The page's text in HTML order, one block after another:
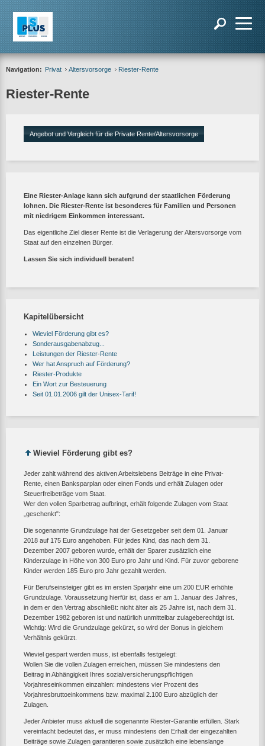
Navigation: Privat Altersvorsorge Riester-Rente
Riester-Rente
Angebot und Vergleich für die Private Rente/Altersvorsorge
Eine Riester-Anlage kann sich aufgrund der staatlichen Förderung
lohnen. Die Riester-Rente ist besonderes für Familien und Personen
mit niedrigem Einkommen interessant.
Das eigentliche Ziel dieser Rente ist die Verlagerung der Altersvorsorge vom
Staat auf den einzelnen Bürger.
Lassen Sie sich individuell beraten!
Kapitelübersicht
Wieviel Förderung gibt es?
Sonderausgabenabzug...
Leistungen der Riester-Rente
Wer hat Anspruch auf Förderung?
Riester-Produkte
Ein Wort zur Besteuerung
Seit 01.01.2006 gilt der Unisex-Tarif!
Wieviel Förderung gibt es?
Jeder zahlt während des aktiven Arbeitslebens Beiträge in eine Privat-
Rente, einen Banksparplan oder einen Fonds und erhält Zulagen oder
Steuerfreibeträge vom Staat.
Wer den vollen Sparbetrag aufbringt, erhält folgende Zulagen vom Staat
„geschenkt":
Die sogenannte Grundzulage hat der Gesetzgeber seit dem 01. Januar
2018 auf 175 Euro angehoben. Für jedes Kind, das nach dem 31.
Dezember 2007 geboren wurde, erhält der Sparer zusätzlich eine
Kinderzulage in Höhe von 300 Euro pro Jahr und Kind. Für zuvor geborene
Kinder werden 185 Euro pro Jahr gezahlt werden.
Für Berufseinsteiger gibt es im ersten Sparjahr eine um 200 EUR erhöhte
Grundzulage. Voraussetzung hierfür ist, dass er am 1. Januar des Jahres,
in dem er den Vertrag abschließt: nicht älter als 25 Jahre ist, nach dem 31.
Dezember 1982 geboren ist und natürlich unmittelbar zulageberechtigt ist.
Wichtig: Wird die Grundzulage gekürzt, so wird der Bonus in gleichem
Verhältnis gekürzt.
Wieviel gespart werden muss, ist ebenfalls festgelegt:
Wollen Sie die vollen Zulagen erreichen, müssen Sie mindestens den
Beitrag in Abhängigkeit Ihres sozialversicherungspflichtigen
Vorjahreseinkommen einzahlen: mindestens vier Prozent des
Vorjahresbruttoeinkommens bzw. maximal 2.100 Euro abzüglich der
Zulagen.
Jeder Anbieter muss aktuell die sogenannte Riester-Garantie erfüllen. Stark
vereinfacht bedeutet das, er muss mindestens den Erhalt der eingezahlten
Beiträge sowie Zulagen garantieren sowie zusätzlich eine lebenslange